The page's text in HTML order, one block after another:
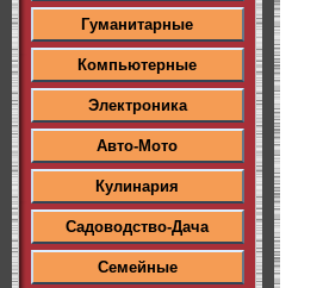
Гуманитарные
Компьютерные
Электроника
Авто-Мото
Кулинария
Садоводство-Дача
Семейные